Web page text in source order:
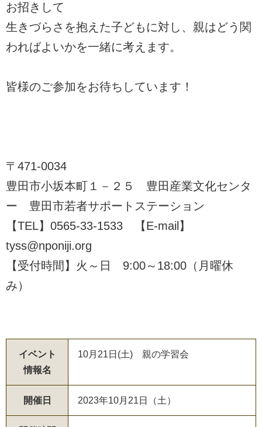
お招きして
生きづらさを抱えた子どもに対し、親はどう関
わればよいかを一緒に考えます。
皆様のご参加をお待ちしています！
〒471-0034
豊田市小坂本町１－２５ 豊田産業文化センタ
ー 豊田市若者サポートステーション
【TEL】0565-33-1533 【E-mail】
tyss@nponiji.org
【受付時間】火～日 9:00～18:00（月曜休
み）
イベント
情報名
10月21日(土) 親の学習会
開催日 2023年10月21日（土）